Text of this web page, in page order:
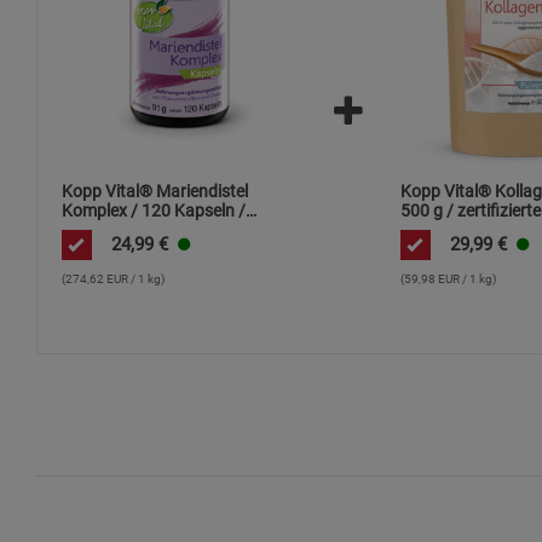
Kopp Vital® Mariendistel
Komplex / 120 Kapseln /
hochdosiert / Artischocken-
Extrakt / Löwenzahnwurzel /
24,99 €
(274,62 EUR / 1 kg)
Kopp Vital®
500 g / zertifizierte
Weidehaltung /
29,99 €
(59,98 EUR / 1 kg)